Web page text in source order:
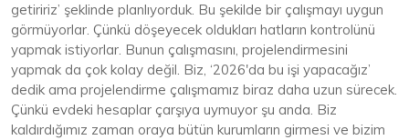
getiririz’ şeklinde planlıyorduk. Bu şekilde bir çalışmayı uygun
görmüyorlar. Çünkü döşeyecek oldukları hatların kontrolünü
yapmak istiyorlar. Bunun çalışmasını, projelendirmesini
yapmak da çok kolay değil. Biz, ‘2026'da bu işi yapacağız’
dedik ama projelendirme çalışmamız biraz daha uzun sürecek.
Çünkü evdeki hesaplar çarşıya uymuyor şu anda. Biz
kaldırdığımız zaman oraya bütün kurumların girmesi ve bizim